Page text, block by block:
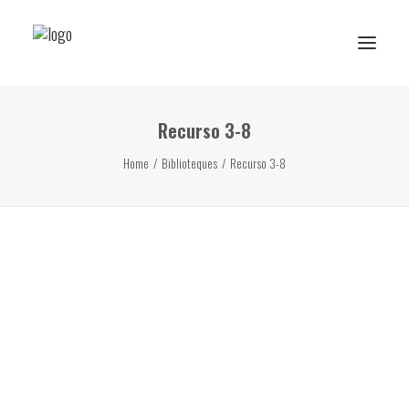
Reserva de rutes i experiènciesRecurso 3-8
Home Biblioteques Recurso 3-8